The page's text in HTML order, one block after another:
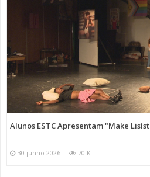
Alunos ESTC Apresentam "Make
30 junho 2026 70 K